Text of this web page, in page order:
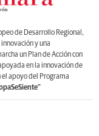
de Desarrollo Regional,
y una
un Plan de Acción con
en la innovación de
el apoyo del Programa